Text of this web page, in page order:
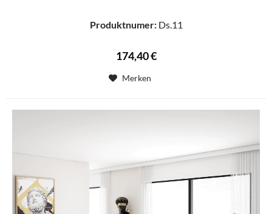
Produktnumer:Ds.11
174,40 €
Merken